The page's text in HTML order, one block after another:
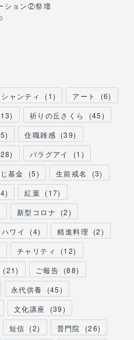
ション②祭壇
シャンティ (1) アート (6)
13) 祈りの丘さくら (45)
5) 住職雑感 (39)
28) パラグアイ (1 )
基金 (5) 生前戒名 (3)
4) 紅葉 (17)
新型コロナ (2)
ハワイ (4) 精進料理 (2)
チャリティ (12)
(21) ご報告 (88)
永代供養 (45)
文化講座 (39)
短信 (2) 普門院 (26)